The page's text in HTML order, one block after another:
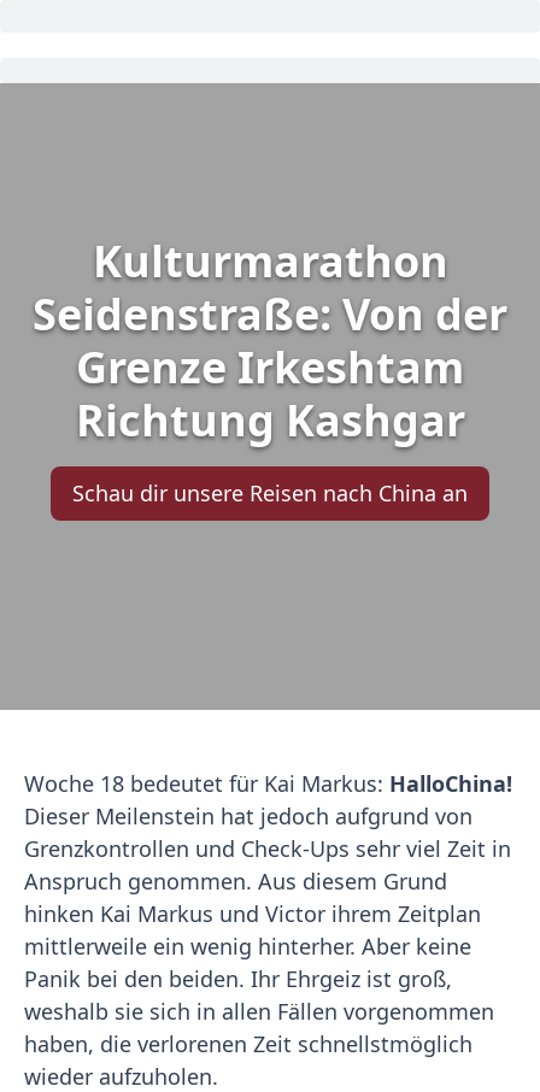
Kulturmarathon
Seidenstraße: Von der
Grenze Irkeshtam
Richtung Kashgar
Schau dir unsere Reisen nach China an
Woche 18 bedeutet für Kai Markus: HalloChina!
Dieser Meilenstein hat jedoch aufgrund von
Grenzkontrollen und Check-Ups sehr viel Zeit in
Anspruch genommen. Aus diesem Grund
hinken Kai Markus und Victor ihrem Zeitplan
mittlerweile ein wenig hinterher. Aber keine
Panik bei den beiden. Ihr Ehrgeiz ist groß,
weshalb sie sich in allen Fällen vorgenommen
haben, die verlorenen Zeit schnellstmöglich
wieder aufzuholen.